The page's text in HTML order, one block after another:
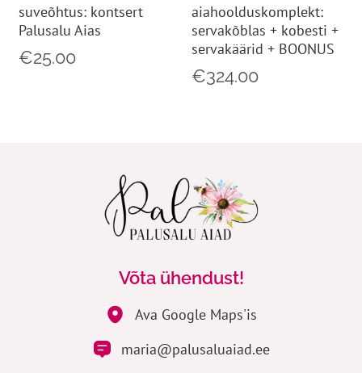
suveõhtus: kontsert
Palusalu Aias
€25.00
aiahoolduskomplekt:
servakõblas + kobesti +
servakäärid + BOONUS
€324.00
Võta ühendust!
Ava Google Maps'is
maria@palusaluaiad.ee